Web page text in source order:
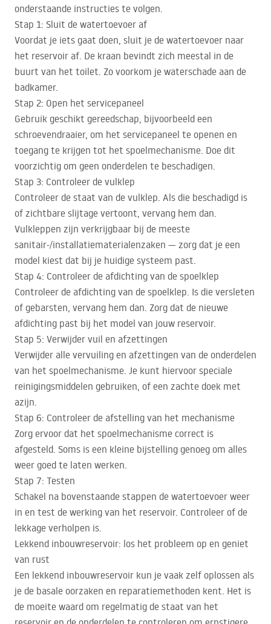
onderstaande instructies te volgen.
Stap 1: Sluit de watertoevoer af
Voordat je iets gaat doen, sluit je de watertoevoer naar
het reservoir af. De kraan bevindt zich meestal in de
buurt van het toilet. Zo voorkom je waterschade aan de
badkamer.
Stap 2: Open het servicepaneel
Gebruik geschikt gereedschap, bijvoorbeeld een
schroevendraaier, om het servicepaneel te openen en
toegang te krijgen tot het spoelmechanisme. Doe dit
voorzichtig om geen onderdelen te beschadigen.
Stap 3: Controleer de vulklep
Controleer de staat van de vulklep. Als die beschadigd is
of zichtbare slijtage vertoont, vervang hem dan.
Vulkleppen zijn verkrijgbaar bij de meeste
sanitair-/installatiematerialenzaken — zorg dat je een
model kiest dat bij je huidige systeem past.
Stap 4: Controleer de afdichting van de spoelklep
Controleer de afdichting van de spoelklep. Is die versleten
of gebarsten, vervang hem dan. Zorg dat de nieuwe
afdichting past bij het model van jouw reservoir.
Stap 5: Verwijder vuil en afzettingen
Verwijder alle vervuiling en afzettingen van de onderdelen
van het spoelmechanisme. Je kunt hiervoor speciale
reinigingsmiddelen gebruiken, of een zachte doek met
azijn.
Stap 6: Controleer de afstelling van het mechanisme
Zorg ervoor dat het spoelmechanisme correct is
afgesteld. Soms is een kleine bijstelling genoeg om alles
weer goed te laten werken.
Stap 7: Testen
Schakel na bovenstaande stappen de watertoevoer weer
in en test de werking van het reservoir. Controleer of de
lekkage verholpen is.
Lekkend inbouwreservoir: los het probleem op en geniet
van rust
Een lekkend inbouwreservoir kun je vaak zelf oplossen als
je de basale oorzaken en reparatiemethoden kent. Het is
de moeite waard om regelmatig de staat van het